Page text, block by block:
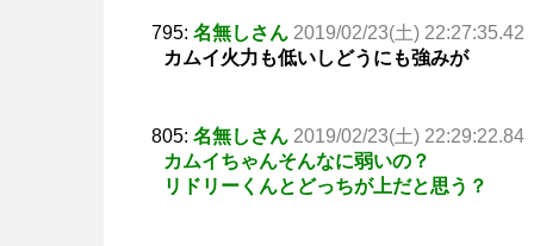
795: 名無しさん 2019/02/23(土) 22:27:35.42
カムイ火力も低いしどうにも強みが
805: 名無しさん 2019/02/23(土) 22:29:22.84
カムイちゃんそんなに弱いの？
リドリーくんとどっちが上だと思う？